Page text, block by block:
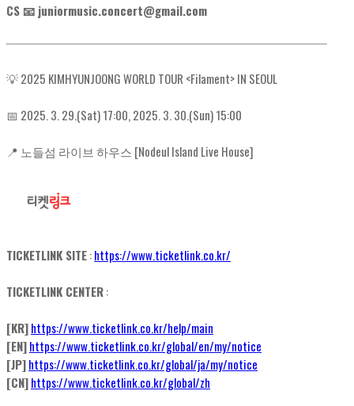
CS 📧 juniormusic.concert@gmail.com
💡 2025 KIMHYUNJOONG WORLD TOUR <Filament> IN SEOUL
📅 2025. 3. 29.(Sat) 17:00, 2025. 3. 30.(Sun) 15:00
📍 노들섬 라이브 하우스 [Nodeul Island Live House]
TICKETLINK SITE:https://www.ticketlink.co.kr/
TICKETLINK CENTER:
[KR]https://www.ticketlink.co.kr/help/main
[EN]https://www.ticketlink.co.kr/global/en/my/notice
[JP]https://www.ticketlink.co.kr/global/ja/my/notice
[CN]https://www.ticketlink.co.kr/global/zh